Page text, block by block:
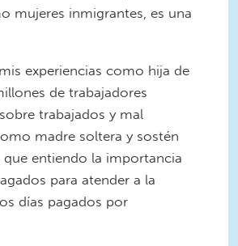
mujeres inmigrantes, es una
experiencias como hija de
de trabajadores
trabajados y mal
madre soltera y sostén
que entiendo la importancia
para atender a la
días pagados por